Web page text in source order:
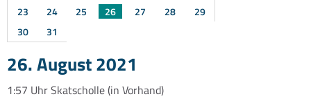
23
24 25 26 27 28
29
30
31
26. August 2021
1:57 UhrSkatscholle(in Vorhand)